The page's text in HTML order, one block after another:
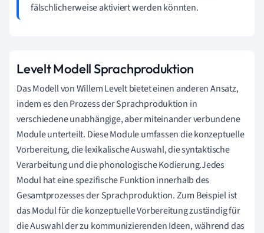
fälschlicherweise aktiviert werden könnten.
Levelt Modell Sprachproduktion
Das Modell von Willem Levelt bietet einen anderen Ansatz,
indem es den Prozess der Sprachproduktion in
verschiedene unabhängige, aber miteinander verbundene
Module unterteilt. Diese Module umfassen die konzeptuelle
Vorbereitung, die lexikalische Auswahl, die syntaktische
Verarbeitung und die phonologische Kodierung.Jedes
Modul hat eine spezifische Funktion innerhalb des
Gesamtprozesses der Sprachproduktion. Zum Beispiel ist
das Modul für die konzeptuelle Vorbereitung zuständig für
die Auswahl der zu kommunizierenden Ideen, während das